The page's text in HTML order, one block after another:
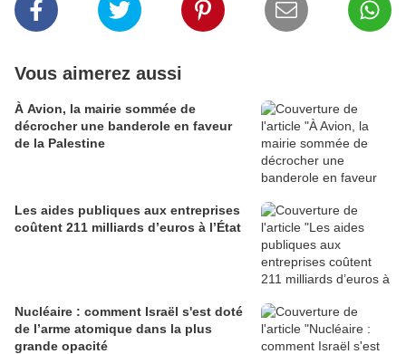
Vous aimerez aussi
À Avion, la mairie sommée de
décrocher une banderole en faveur
de la Palestine
Les aides publiques aux entreprises
coûtent 211 milliards d’euros à l’État
Nucléaire : comment Israël s'est doté
de l’arme atomique dans la plus
grande opacité